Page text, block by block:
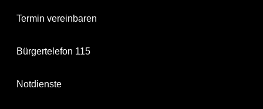
Termin vereinbaren
Bürgertelefon 115
Notdienste